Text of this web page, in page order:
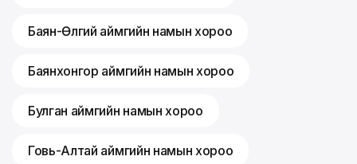
Баян-Өлгий аймгийн намын хороо
Баянхонгор аймгийн намын хороо
Булган аймгийн намын хороо
Говь-Алтай аймгийн намын хороо